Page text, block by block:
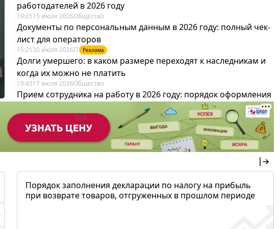
работодателей в 2026 году
19:0515 июля 2026Общество
Документы по персональным данным в 2026 году: полный чек-
лист для операторов
15:21 30 июля 2026IT Реклама
Долги умершего: в каком размере переходят к наследникам и
когда их можно не платить
19:4317 июля 2026Общество
Прием сотрудника на работу в 2026 году: порядок оформления
12:28 Труд Реклама
Порядок заполнения декларации по налогу на прибыль
при возврате товаров, отгруженных в прошлом периоде